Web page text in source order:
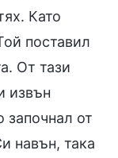
Като
поставил
От тази
извън
започнал от
навън, така